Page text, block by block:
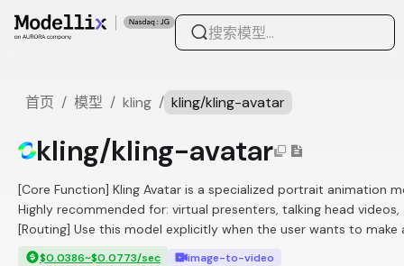
首页 / 模型 / kling / kling/kling-avatar
kling/kling-avatar
[Core Function] Kling Avatar is a specialized portrait animation
Highly recommended for: virtual presenters, talking head
[Routing] Use this model explicitly when the user wants to
$0.0386~$0.0773/sec image-to-video